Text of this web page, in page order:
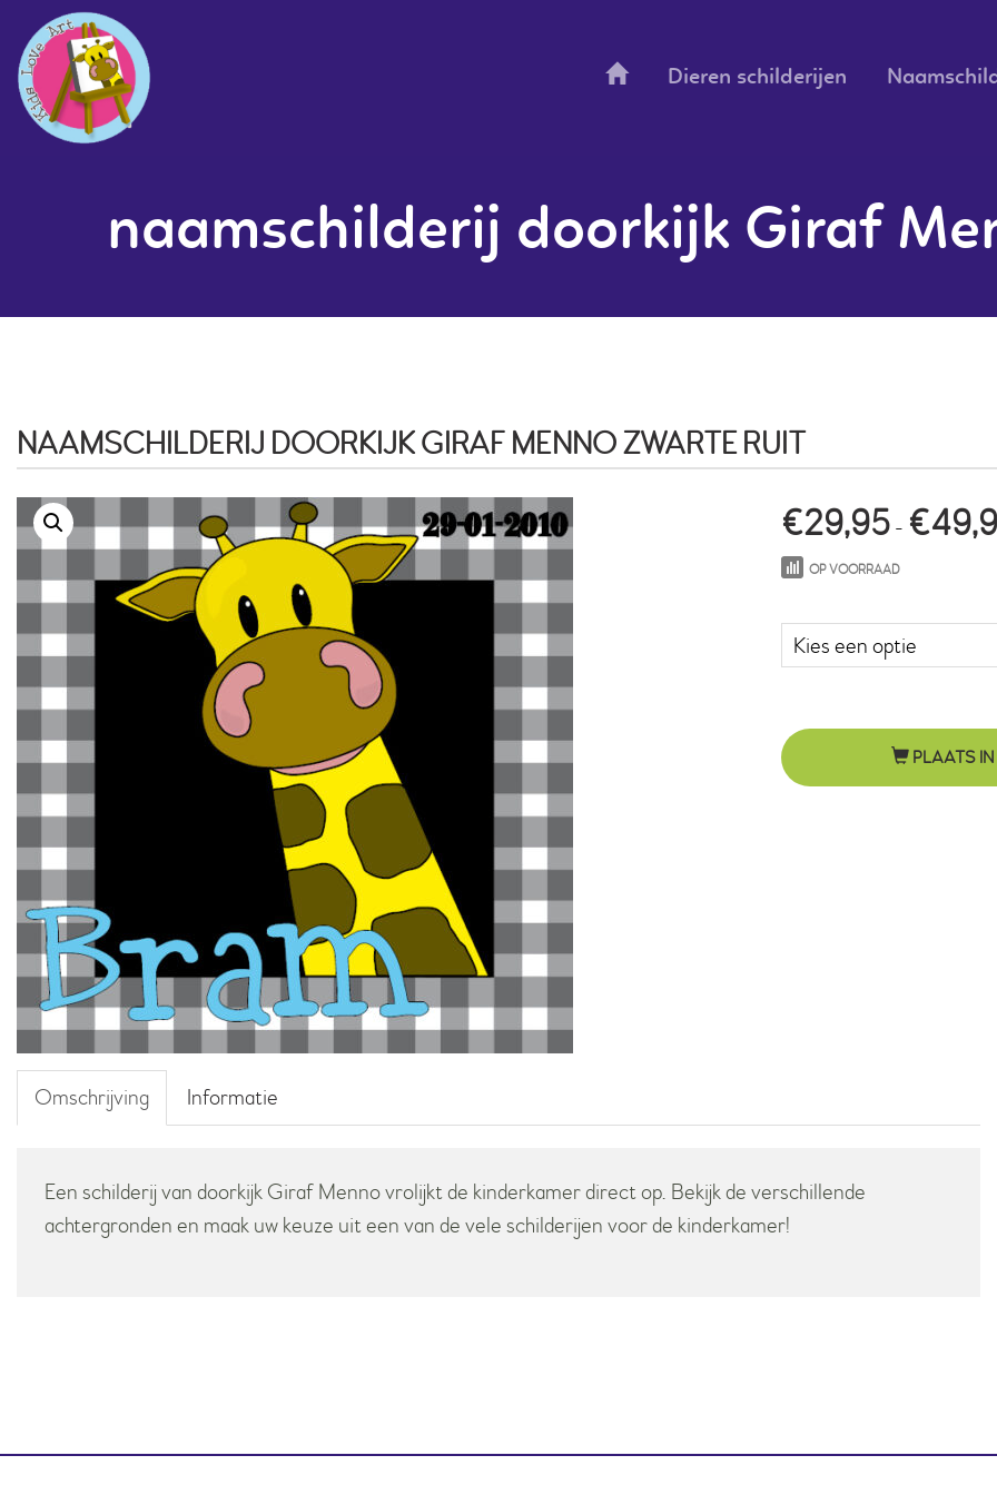
Dieren schilderijen
naamschilderij doorkijk Giraf
NAAMSCHILDERIJ DOORKIJK GIRAF MENNO ZWARTE RUIT
€29,95 - €
OP VOORRAAD
PLAATS IN
Omschrijving Informatie
Een schilderij van doorkijk Giraf Menno vrolijkt de kinderkamer direct op. Bekijk de verschillende
achtergronden en maak uw keuze uit een van de vele schilderijen voor de kinderkamer!